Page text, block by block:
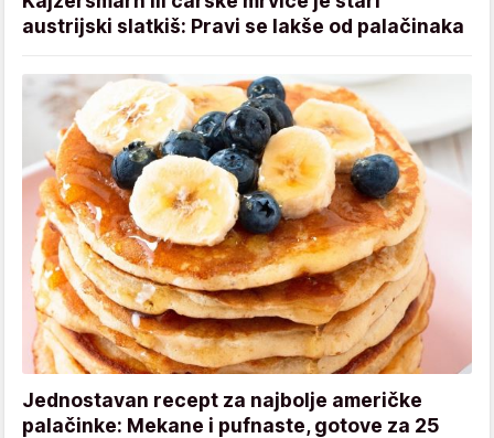
austrijski slatkiš: Pravi se lakše od palačinaka
Jednostavan recept za najbolje američke
palačinke: Mekane i pufnaste, gotove za 25